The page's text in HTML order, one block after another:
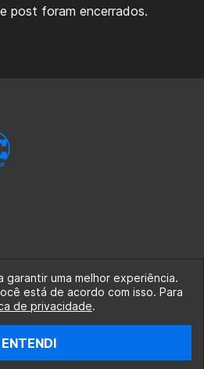
post foram encerrados.
DC, uma empresa da Legado
Enterprises.
fabiolobo
garantir uma melhor experiência.
está de acordo com isso. Para
de privacidade.
ENTENDI